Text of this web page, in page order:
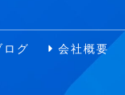
ログ 会社概要